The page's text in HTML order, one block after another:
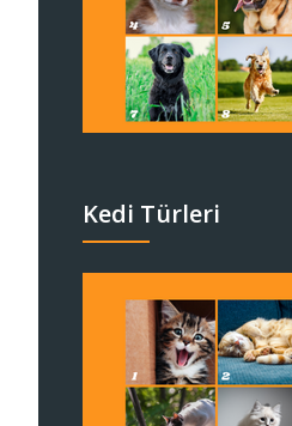
Kedi Türleri